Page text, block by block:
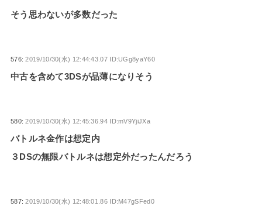
そう思わないが多数だった
576:2019/10/30(水) 12:44:43.07 ID:UGg8yaY60
中古を含めて3DSが品薄になりそう
580:2019/10/30(水) 12:45:36.94 ID:mV9YjiJXa
バトルネ金作は想定内
３DSの無限バトルネは想定外だったんだろう
587:2019/10/30(水) 12:48:01.86 ID:M47gSFed0